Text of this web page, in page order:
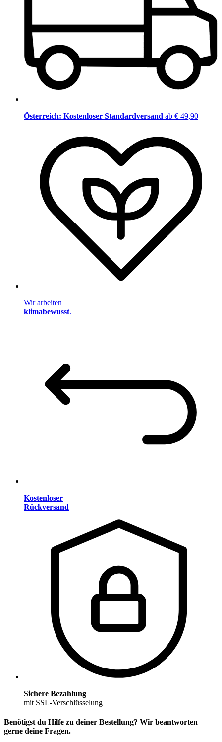
Österreich: Kostenloser Standardversand ab € 49,90
Wir arbeiten
klimabewusst.
Kostenloser
Rückversand
Sichere Bezahlung
mit SSL-Verschlüsselung
Benötigst du Hilfe zu deiner Bestellung? Wir beantworten
gerne deine Fragen.